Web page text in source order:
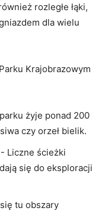
rozległe łąki,
dla wielu
Krajobrazowym
żyje ponad 200
czy orzeł bielik.
-⁣ Liczne ścieżki
się‍ do eksploracji
tu obszary